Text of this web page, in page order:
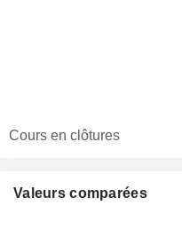
Cours en clôtures
Valeurs comparées